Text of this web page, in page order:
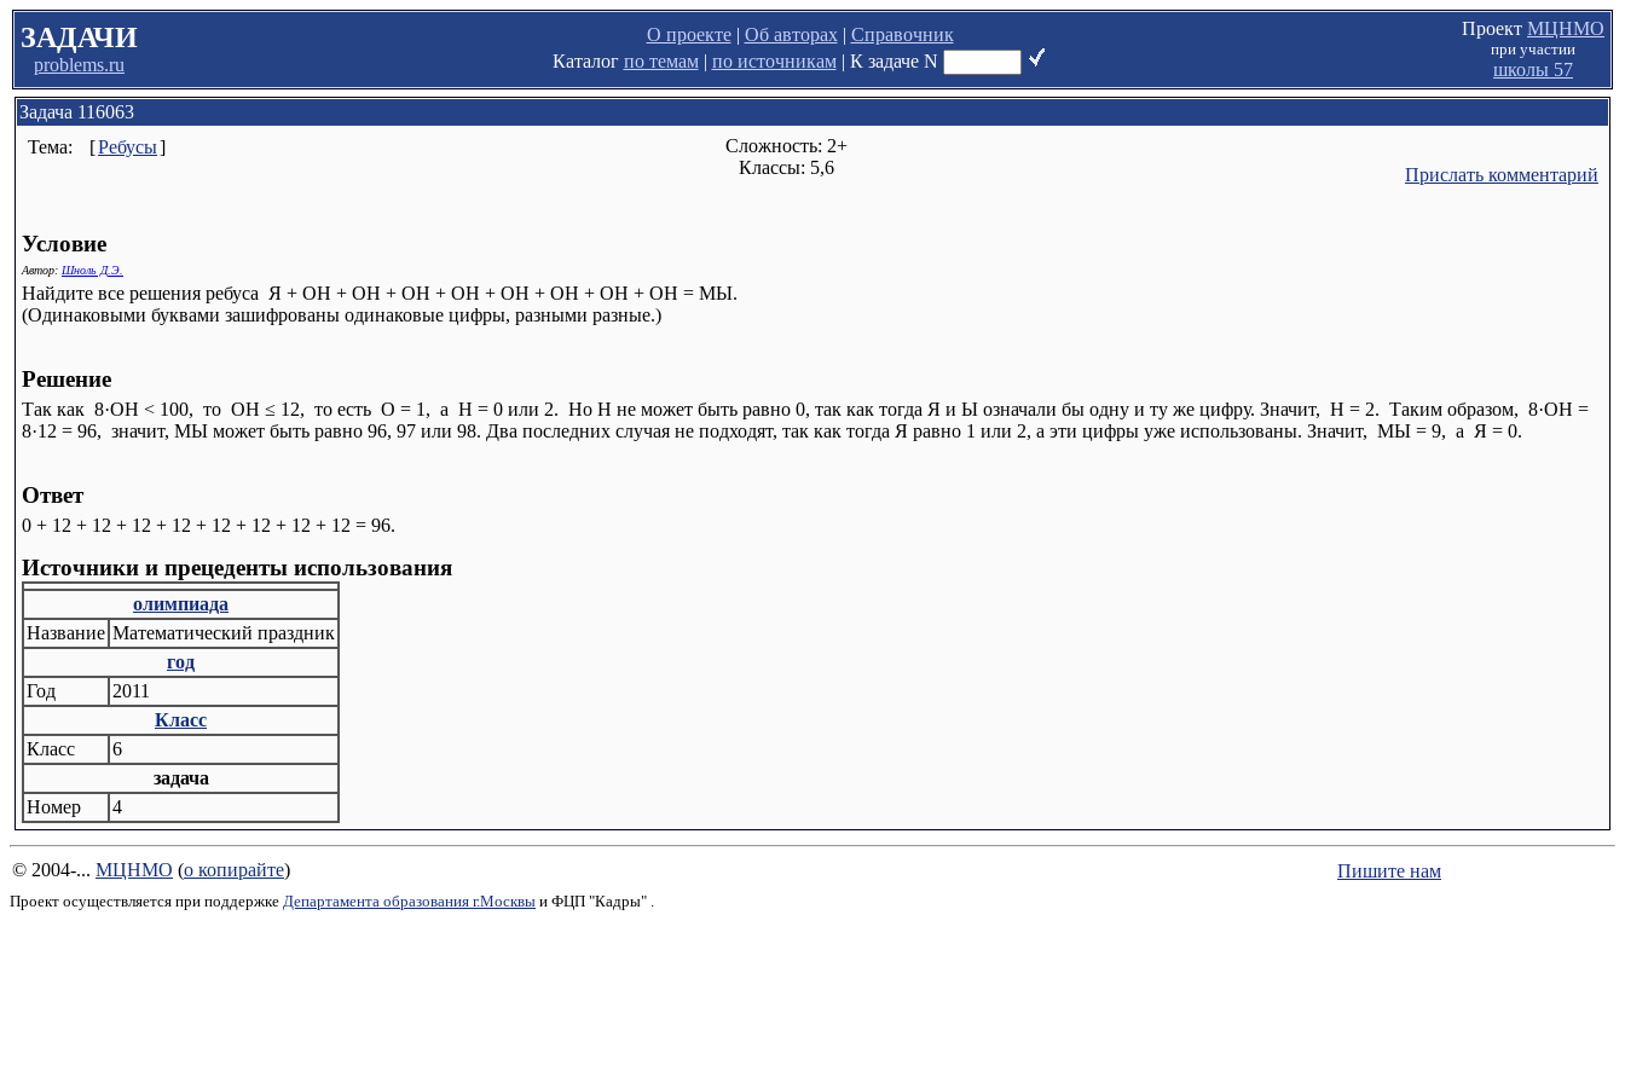
ЗАДАЧИ
problems.ru
О проекте| Об авторах| Справочник
Каталог по темам| по источникам| К задаче N
Проект МЦНМО
при участии
школы 57
Задача 116063
Тема:
[Ребусы]
Сложность: 2+
Классы: 5,6
Прислать комментарий
Условие
Автор: Шноль Д.Э.
Найдите все решения ребуса Я + ОН + ОН + ОН + ОН + ОН + ОН + ОН + ОН = МЫ.
(Одинаковыми буквами зашифрованы одинаковые цифры, разными разные.)
Решение
Так как 8·ОН < 100, то ОН ≤ 12, то есть О = 1, а Н = 0 или 2. Но Н не может быть равно 0, так как тогда Я и Ы означали бы одну и ту же цифру. Значит, Н = 2. Таким образом, 8·ОН =
8·12 = 96, значит, МЫ может быть равно 96, 97 или 98. Два последних случая не подходят, так как тогда Я равно 1 или 2, а эти цифры уже использованы. Значит, МЫ = 9, а Я = 0.
Ответ
0 + 12 + 12 + 12 + 12 + 12 + 12 + 12 + 12 = 96.
Источники и прецеденты использования
олимпиада
Название Математический праздник
год
Год
2011
Класс
Класс
6
задача
Номер
4
© 2004-... МЦНМО (о копирайте) Пишите нам
Проект осуществляется при поддержке Департамента образования г.Москвы и ФЦП "Кадры" .